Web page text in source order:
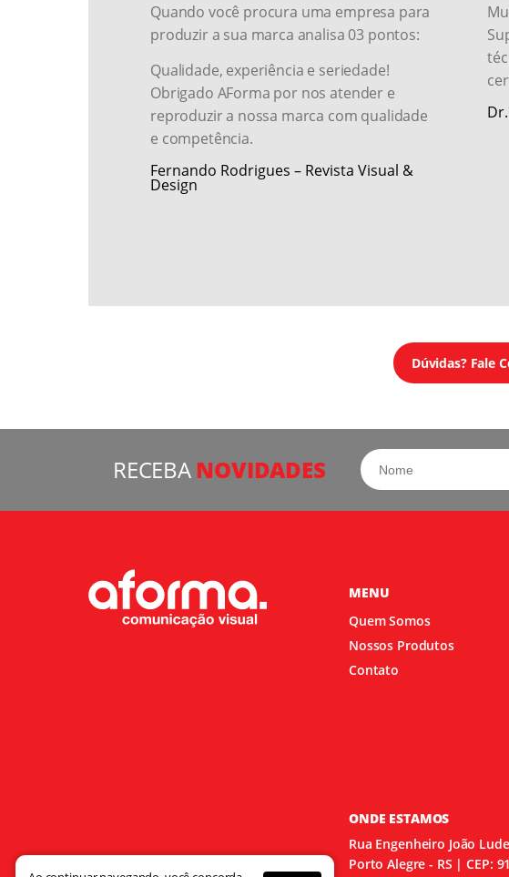
Quando você procura uma empresa para
produzir a sua marca analisa 03 pontos:
Qualidade, experiência e seriedade!
Obrigado AForma por nos atender e
reproduzir a nossa marca com qualidade
e competência.
Fernando Rodrigues – Revista Visual &
Design
Dúvidas? Fale
RECEBA NOVIDADES
MENU
Quem Somos
Nossos Produtos
Contato
ONDE ESTAMOS
Rua Engenheiro João
Porto Alegre - RS | CEP: